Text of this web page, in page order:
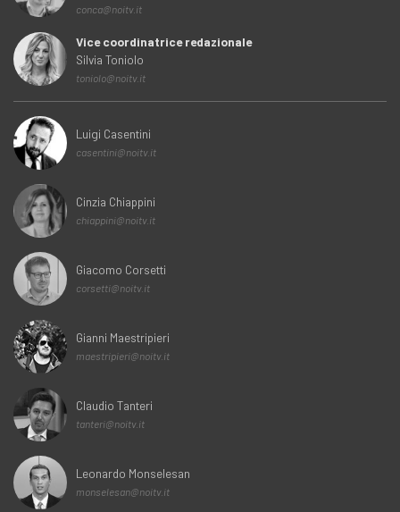
conca@noitv.it
Vice coordinatrice redazionale
Silvia Toniolo
toniolo@noitv.it
Luigi Casentini
casentini@noitv.it
Cinzia Chiappini
chiappini@noitv.it
Giacomo Corsetti
corsetti@noitv.it
Gianni Maestripieri
maestripieri@noitv.it
Claudio Tanteri
tanteri@noitv.it
Leonardo Monselesan
monselesan@noitv.it